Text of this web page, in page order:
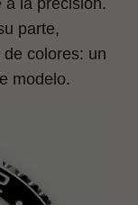
parte,
colores: un
modelo.